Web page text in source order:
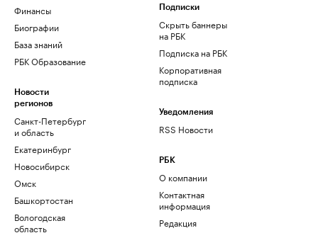
Финансы
Биографии
База знаний
РБК Образование
Новости
регионов
Санкт-Петербург
и область
Екатеринбург
Новосибирск
Омск
Башкортостан
Вологодская
область
Подписки
Скрыть баннеры
на РБК
Подписка на РБК
Корпоративная
подписка
Уведомления
RSS Новости
РБК
О компании
Контактная
информация
Редакция